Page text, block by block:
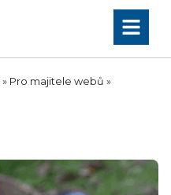
» Pro majitele webů »